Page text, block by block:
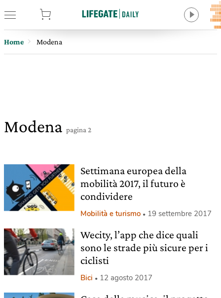
Home Modena
Modena pagina 2
Settimana europea della
mobilità 2017, il futuro è
condividere
Mobilità e turismo 19 settembre 2017
Wecity, l’app che dice quali
sono le strade più sicure per i
ciclisti
Bici 12 agosto 2017